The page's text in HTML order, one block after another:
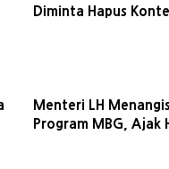
Diminta Hapus
Menteri LH
Program MBG, Ajak